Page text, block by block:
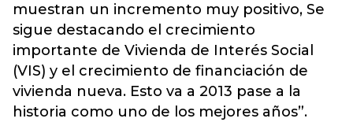
muestran un incremento muy positivo, Se
sigue destacando el crecimiento
importante de Vivienda de Interés Social
(VIS) y el crecimiento de financiación de
vivienda nueva. Esto va a 2013 pase a la
historia como uno de los mejores años”.